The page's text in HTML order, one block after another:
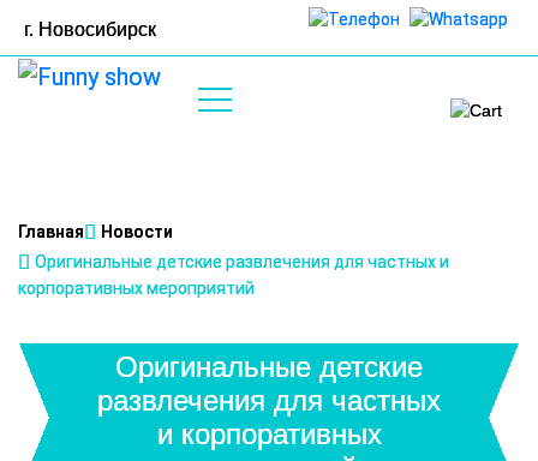
г. Новосибирск
Главная
Новости
Оригинальные детские развлечения для частных и
корпоративных мероприятий
Оригинальные детские
развлечения для частных
и корпоративных